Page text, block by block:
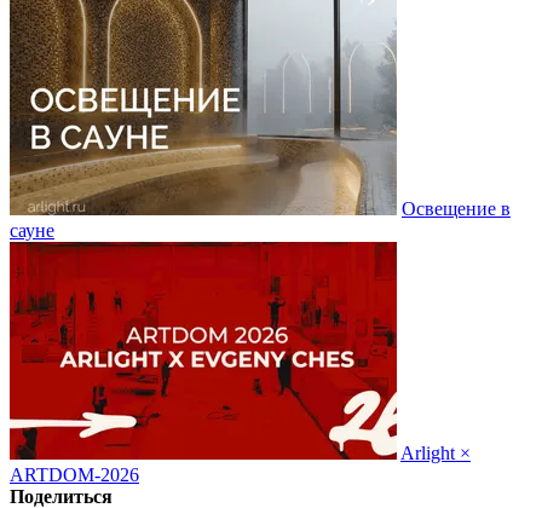
Освещение в
сауне
Arlight ×
ARTDOM-2026
Поделиться